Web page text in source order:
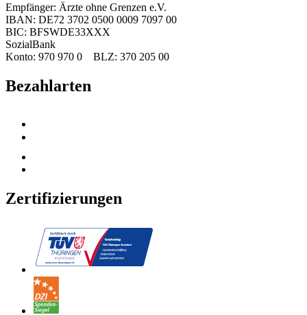
Empfänger: Ärzte ohne Grenzen e.V.
IBAN: DE72 3702 0500 0009 7097 00
BIC: BFSWDE33XXX
SozialBank
Konto: 970 970 0 BLZ: 370 205 00
Bezahlarten
Zertifizierungen